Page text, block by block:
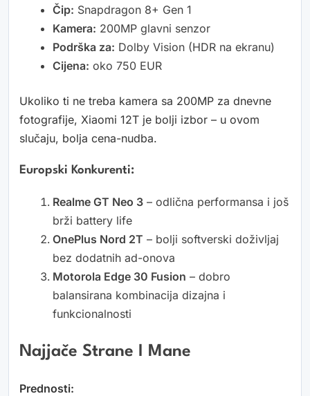
Čip: Snapdragon 8+ Gen 1
Kamera: 200MP glavni senzor
Podrška za: Dolby Vision (HDR na ekranu)
Cijena: oko 750 EUR
Ukoliko ti ne treba kamera sa 200MP za dnevne
fotografije, Xiaomi 12T je bolji izbor – u ovom
slučaju, bolja cena-nudba.
Europski Konkurenti:
Realme GT Neo 3 – odlična performansa i još
brži battery life
OnePlus Nord 2T – bolji softverski doživljaj
bez dodatnih ad-onova
Motorola Edge 30 Fusion – dobro
balansirana kombinacija dizajna i
funkcionalnosti
Najjače Strane I Mane
Prednosti: